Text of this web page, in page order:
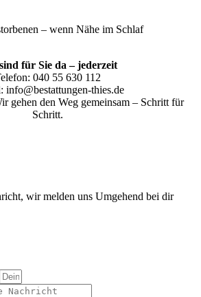
– wenn Nähe im Schlaf
für Sie da – jederzeit
040 55 630 112
info@bestattungen-thies.de
gehen den Weg gemeinsam – Schritt für
Schritt.
wir melden uns Umgehend bei dir